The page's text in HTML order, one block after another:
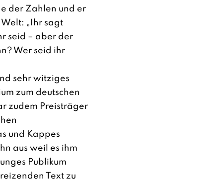
der Zahlen und er
„Ihr sagt
seid – aber der
Wer seid ihr
sehr witziges
zum deutschen
zudem Preisträger
und Kappes
aus weil es ihm
Publikum
Text zu